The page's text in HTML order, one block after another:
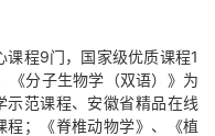
程9门，国家级优质课程1
《分子生物学（双语）》为
示范课程、安徽省精品在线
；《脊椎动物学》、《植